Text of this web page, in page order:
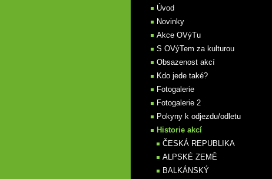
Úvod
Novinky
Akce OVýTu
S OVýTem za kulturou
Obsazenost akcí
Kdo jede také?
Fotogalerie
Fotogalerie 2
Pokyny k odjezdu/odletu
Historie akcí
ČESKÁ REPUBLIKA
ALPSKÉ ZEMĚ
BALKÁNSKÝ